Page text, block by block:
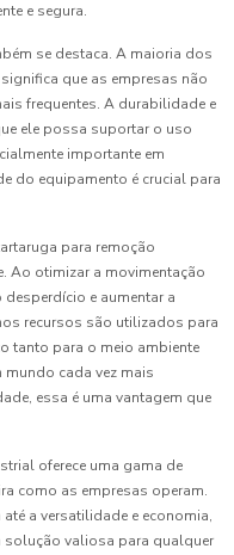
e segura.
se destaca. A maioria dos
que as empresas não
frequentes. A durabilidade e
ele possa suportar o uso
importante em
do equipamento é crucial para
para remoção
Ao otimizar a movimentação
e aumentar a
recursos são utilizados para
tanto para o meio ambiente
mundo cada vez mais
essa é uma vantagem que
oferece uma gama de
como as empresas operam.
a versatilidade e economia,
solução valiosa para qualquer